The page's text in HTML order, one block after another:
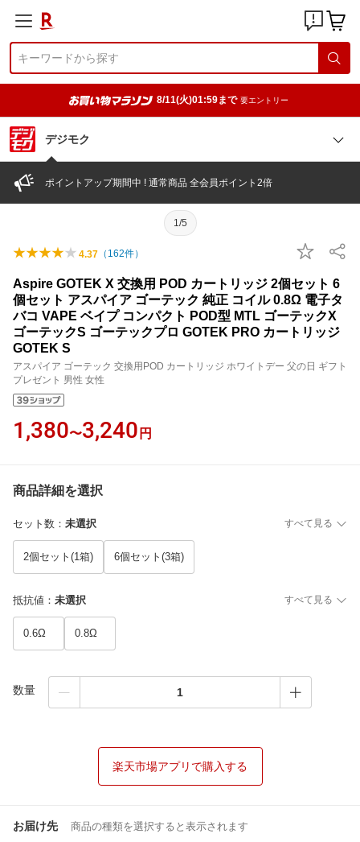
8/11(火)01:59まで 要エントリー
デジモク
ポイントアップ期間中 ! 通常商品 全会員ポイント2倍
1/5
4.37 （ 162件）
Aspire GOTEK X 交換用 POD カートリッジ 2個セット 6
個セット アスパイア ゴーテック 純正 コイル 0.8Ω 電子タ
バコ VAPE ベイプ コンパクト POD型 MTL ゴーテックX
ゴーテックS ゴーテックプロ GOTEK PRO カートリッジ
GOTEK S
アスパイア ゴーテック 交換用POD カートリッジ ホワイトデー 父の日 ギフト
プレゼント 男性 女性
1,380〜3,240 円
商品詳細を選択
セット数 ： 未選択 すべて見る
2個セット(1箱) 6個セット(3箱)
抵抗値 ： 未選択 すべて見る
0.6Ω 0.8Ω
数量
楽天市場アプリで購入する
お届け先 商品の種類を選択すると表示されます